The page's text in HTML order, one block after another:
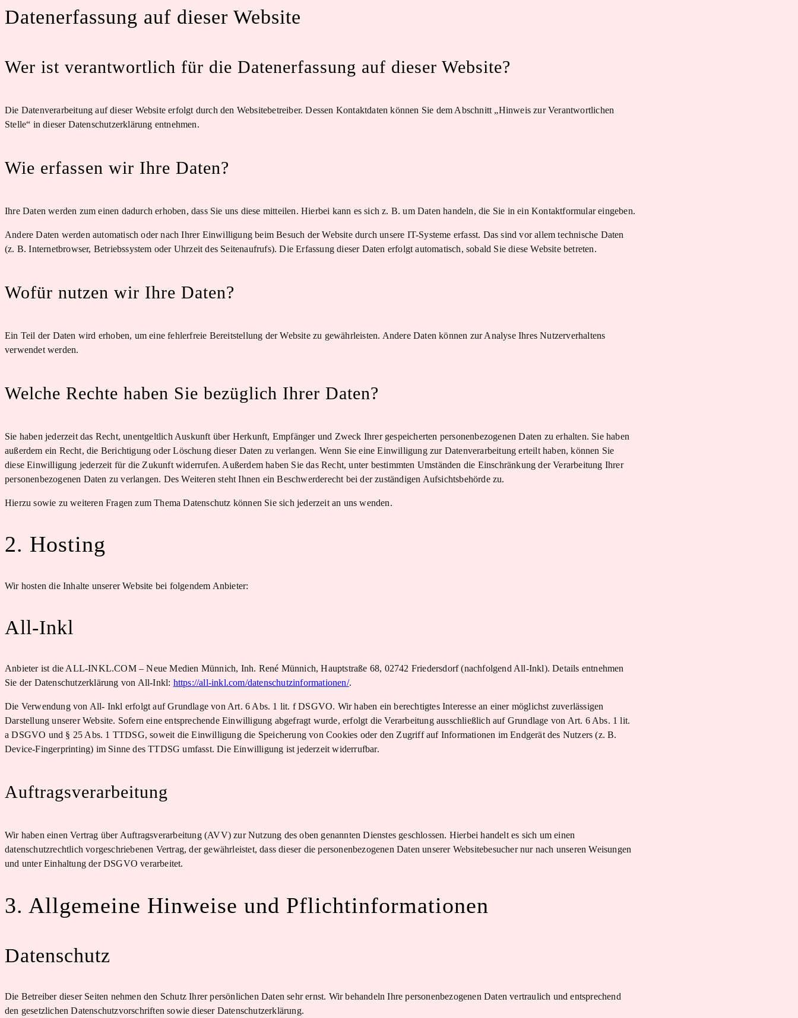
Datenerfassung auf dieser Website
Wer ist verantwortlich für die Datenerfassung auf dieser Website?
Die Datenverarbeitung auf dieser Website erfolgt durch den Websitebetreiber. Dessen Kontaktdaten können Sie dem Abschnitt „Hinweis zur Verantwortlichen
Stelle“ in dieser Datenschutzerklärung entnehmen.
Wie erfassen wir Ihre Daten?
Ihre Daten werden zum einen dadurch erhoben, dass Sie uns diese mitteilen. Hierbei kann es sich z. B. um Daten handeln, die Sie in ein Kontaktformular eingeben.
Andere Daten werden automatisch oder nach Ihrer Einwilligung beim Besuch der Website durch unsere IT-Systeme erfasst. Das sind vor allem technische Daten
(z. B. Internetbrowser, Betriebssystem oder Uhrzeit des Seitenaufrufs). Die Erfassung dieser Daten erfolgt automatisch, sobald Sie diese Website betreten.
Wofür nutzen wir Ihre Daten?
Ein Teil der Daten wird erhoben, um eine fehlerfreie Bereitstellung der Website zu gewährleisten. Andere Daten können zur Analyse Ihres Nutzerverhaltens
verwendet werden.
Welche Rechte haben Sie bezüglich Ihrer Daten?
Sie haben jederzeit das Recht, unentgeltlich Auskunft über Herkunft, Empfänger und Zweck Ihrer gespeicherten personenbezogenen Daten zu erhalten. Sie haben
außerdem ein Recht, die Berichtigung oder Löschung dieser Daten zu verlangen. Wenn Sie eine Einwilligung zur Datenverarbeitung erteilt haben, können Sie
diese Einwilligung jederzeit für die Zukunft widerrufen. Außerdem haben Sie das Recht, unter bestimmten Umständen die Einschränkung der Verarbeitung Ihrer
personenbezogenen Daten zu verlangen. Des Weiteren steht Ihnen ein Beschwerderecht bei der zuständigen Aufsichtsbehörde zu.
Hierzu sowie zu weiteren Fragen zum Thema Datenschutz können Sie sich jederzeit an uns wenden.
2. Hosting
Wir hosten die Inhalte unserer Website bei folgendem Anbieter:
All-Inkl
Anbieter ist die ALL-INKL.COM – Neue Medien Münnich, Inh. René Münnich, Hauptstraße 68, 02742 Friedersdorf (nachfolgend All-Inkl). Details entnehmen
Sie der Datenschutzerklärung von All-Inkl: https://all-inkl.com/datenschutzinformationen/.
Die Verwendung von All- Inkl erfolgt auf Grundlage von Art. 6 Abs. 1 lit. f DSGVO. Wir haben ein berechtigtes Interesse an einer möglichst zuverlässigen
Darstellung unserer Website. Sofern eine entsprechende Einwilligung abgefragt wurde, erfolgt die Verarbeitung ausschließlich auf Grundlage von Art. 6 Abs. 1 lit.
a DSGVO und § 25 Abs. 1 TTDSG, soweit die Einwilligung die Speicherung von Cookies oder den Zugriff auf Informationen im Endgerät des Nutzers (z. B.
Device-Fingerprinting) im Sinne des TTDSG umfasst. Die Einwilligung ist jederzeit widerrufbar.
Auftragsverarbeitung
Wir haben einen Vertrag über Auftragsverarbeitung (AVV) zur Nutzung des oben genannten Dienstes geschlossen. Hierbei handelt es sich um einen
datenschutzrechtlich vorgeschriebenen Vertrag, der gewährleistet, dass dieser die personenbezogenen Daten unserer Websitebesucher nur nach unseren Weisungen
und unter Einhaltung der DSGVO verarbeitet.
3. Allgemeine Hinweise und Pflicht­informationen
Datenschutz
Die Betreiber dieser Seiten nehmen den Schutz Ihrer persönlichen Daten sehr ernst. Wir behandeln Ihre personenbezogenen Daten vertraulich und entsprechend
den gesetzlichen Datenschutzvorschriften sowie dieser Datenschutzerklärung.